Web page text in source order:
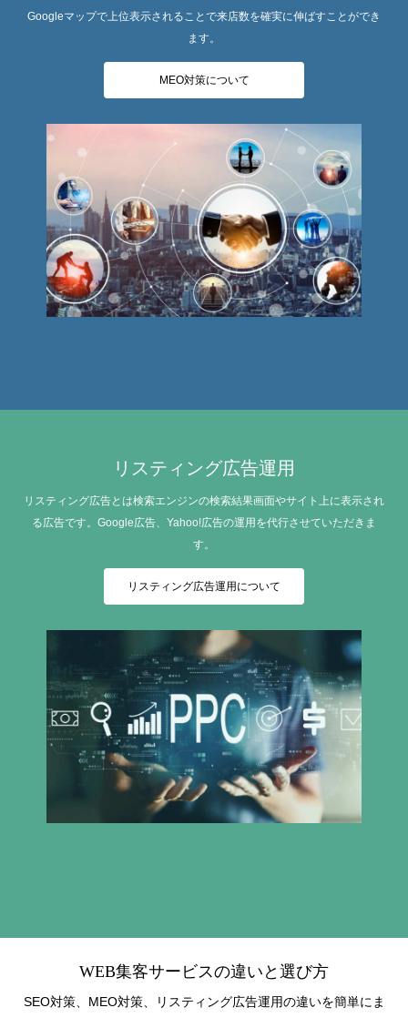
Googleマップで上位表示されることで来店数を確実に伸ばすことができ
ます。
MEO対策について
リスティング広告運用
リスティング広告とは検索エンジンの検索結果画面やサイト上に表示され
る広告です。Google広告、Yahoo!広告の運用を代行させていただきま
す。
リスティング広告運用について
WEB集客サービスの違いと選び方
SEO対策、MEO対策、リスティング広告運用の違いを簡単にま